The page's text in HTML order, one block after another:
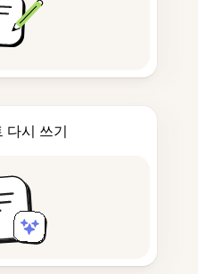
다시 쓰기